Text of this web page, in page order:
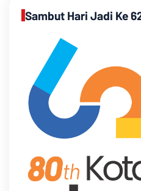
Sambut Hari Jadi Ke